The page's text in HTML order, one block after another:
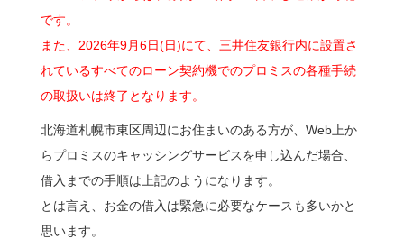
です。
また、2026年9月6日(日)にて、三井住友銀行内に設置さ
れているすべてのローン契約機でのプロミスの各種手続
の取扱いは終了となります。
北海道札幌市東区周辺にお住まいのある方が、Web上か
らプロミスのキャッシングサービスを申し込んだ場合、
借入までの手順は上記のようになります。
とは言え、お金の借入は緊急に必要なケースも多いかと
思います。